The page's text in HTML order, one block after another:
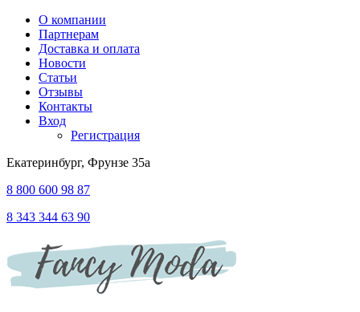
О компании
Партнерам
Доставка и оплата
Новости
Статьи
Отзывы
Контакты
Вход
Регистрация
Екатеринбург, Фрунзе 35а
8 800 600 98 87
8 343 344 63 90